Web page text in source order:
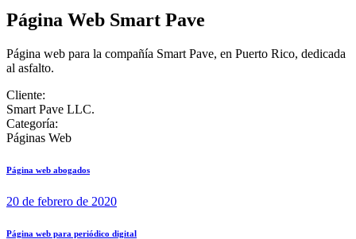
Página Web Smart Pave
Página web para la compañía Smart Pave, en Puerto Rico, dedicada
al asfalto.
Cliente:
Smart Pave LLC.
Categoría:
Páginas Web
Página web abogados
20 de febrero de 2020
Página web para periódico digital